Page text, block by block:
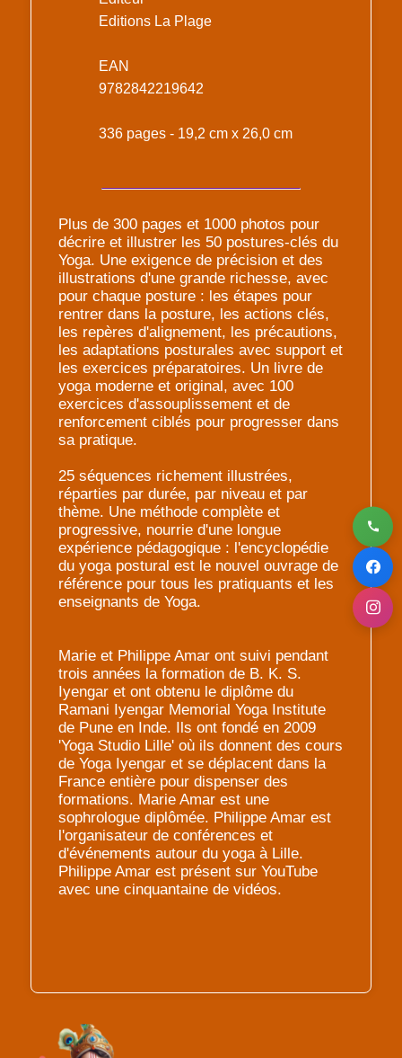
Editions La Plage
EAN
9782842219642
336 pages - 19,2 cm x 26,0 cm
Plus de 300 pages et 1000 photos pour
décrire et illustrer les 50 postures-clés du
Yoga. Une exigence de précision et des
illustrations d'une grande richesse, avec
pour chaque posture : les étapes pour
rentrer dans la posture, les actions clés,
les repères d'alignement, les précautions,
les adaptations posturales avec support et
les exercices préparatoires. Un livre de
yoga moderne et original, avec 100
exercices d'assouplissement et de
renforcement ciblés pour progresser dans
sa pratique.
25 séquences richement illustrées,
réparties par durée, par niveau et par
thème. Une méthode complète et
progressive, nourrie d'une longue
expérience pédagogique : l'encyclopédie
du yoga postural est le nouvel ouvrage de
référence pour tous les pratiquants et les
enseignants de Yoga.
Marie et Philippe Amar ont suivi pendant
trois années la formation de B. K. S.
Iyengar et ont obtenu le diplôme du
Ramani Iyengar Memorial Yoga Institute
de Pune en Inde. Ils ont fondé en 2009
'Yoga Studio Lille' où ils donnent des cours
de Yoga Iyengar et se déplacent dans la
France entière pour dispenser des
formations. Marie Amar est une
sophrologue diplômée. Philippe Amar est
l'organisateur de conférences et
d'événements autour du yoga à Lille.
Philippe Amar est présent sur YouTube
avec une cinquantaine de vidéos.